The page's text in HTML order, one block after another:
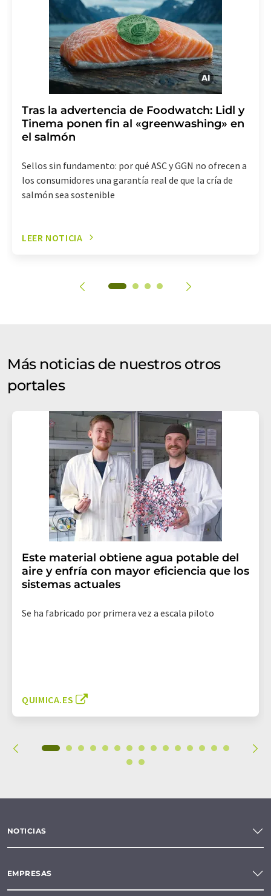
revoke@lumitos.com. Además, en cada correo
electrónico se incluye un enlace para anular la
suscripción al boletín informativo correspondiente.
Tras la advertencia de Foodwatch: Lidl y
Tinema ponen fin al «greenwashing» en
el salmón
Sellos sin fundamento: por qué ASC y GGN no ofrecen a
los consumidores una garantía real de que la cría de
salmón sea sostenible
LEER NOTICIA
Más noticias de nuestros otros
portales
Este material obtiene agua potable del
aire y enfría con mayor eficiencia que los
sistemas actuales
Se ha fabricado por primera vez a escala piloto
QUIMICA.ES
NOTICIAS
EMPRESAS